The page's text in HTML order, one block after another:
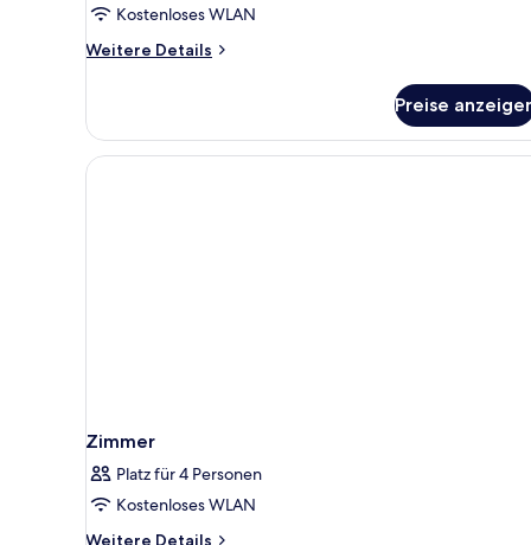
Kostenloses WLAN
Weitere Details
Weitere
Doppelzimmer,
Balkon,
Meerblick
Preise
Zimmer
Platz für 4 Personen
Kostenloses WLAN
Weitere Details
Weitere